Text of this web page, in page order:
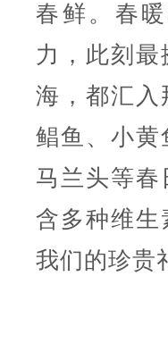
春鲜。春
力，此刻
海，都汇
鲳鱼、小
马兰头等
含多种维
我们的珍贵